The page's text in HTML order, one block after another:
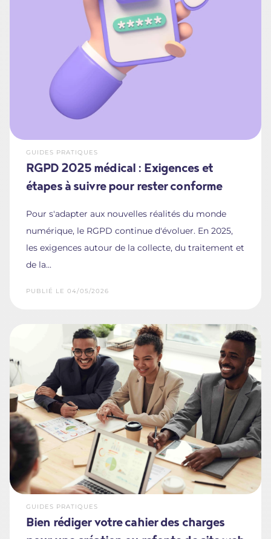
GUIDES PRATIQUES
RGPD 2025 médical : Exigences et
étapes à suivre pour rester conforme
Pour s'adapter aux nouvelles réalités du monde
numérique, le RGPD continue d'évoluer. En 2025,
les exigences autour de la collecte, du traitement et
de la...
PUBLIÉ LE 04/05/2026
GUIDES PRATIQUES
Bien rédiger votre cahier des charges